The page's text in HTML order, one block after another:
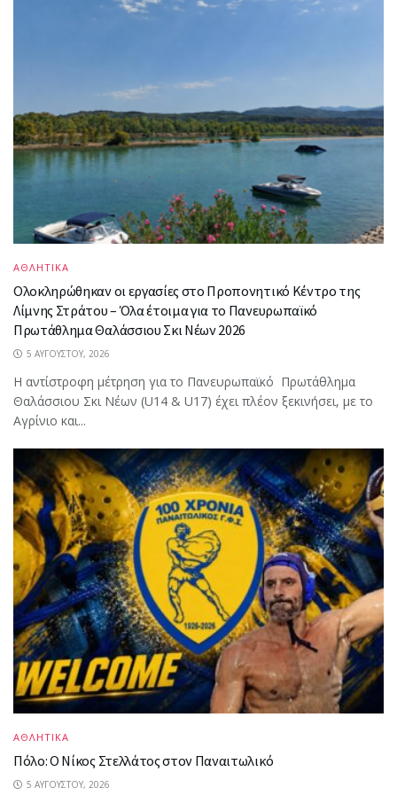
ΑΘΛΗΤΙΚΑ
Ολοκληρώθηκαν οι εργασίες στο Προπονητικό Κέντρο της
Λίμνης Στράτου – Όλα έτοιμα για το Πανευρωπαϊκό
Πρωτάθλημα Θαλάσσιου Σκι Νέων 2026
5 ΑΥΓΟΎΣΤΟΥ, 2026
Η αντίστροφη μέτρηση για το Πανευρωπαϊκό Πρωτάθλημα
Θαλάσσιου Σκι Νέων (U14 & U17) έχει πλέον ξεκινήσει, με το
Αγρίνιο και...
ΑΘΛΗΤΙΚΑ
Πόλο: Ο Νίκος Στελλάτος στον Παναιτωλικό
5 ΑΥΓΟΎΣΤΟΥ, 2026